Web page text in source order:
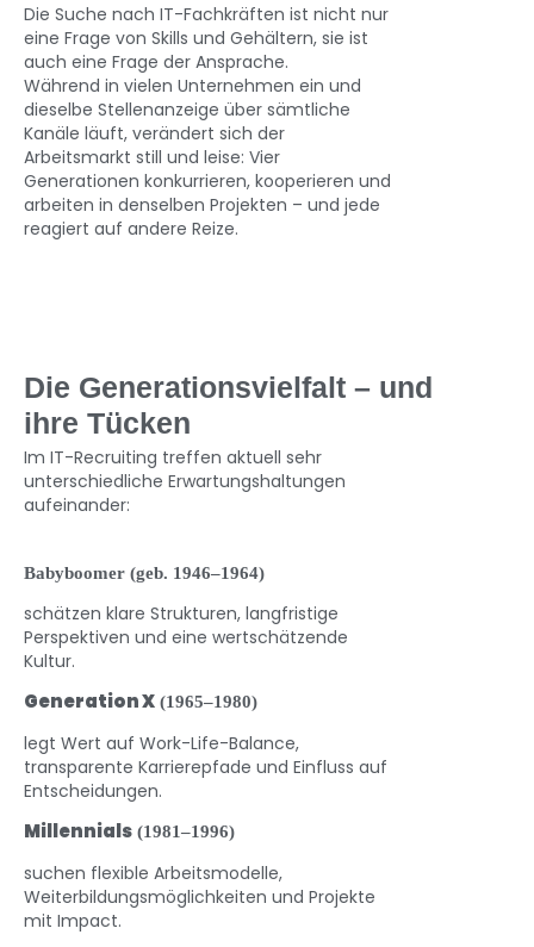
Die Suche nach IT-Fachkräften ist nicht nur
eine Frage von Skills und Gehältern, sie ist
auch eine Frage der Ansprache.
Während in vielen Unternehmen ein und
dieselbe Stellenanzeige über sämtliche
Kanäle läuft, verändert sich der
Arbeitsmarkt still und leise: Vier
Generationen konkurrieren, kooperieren und
arbeiten in denselben Projekten – und jede
reagiert auf andere Reize.
Die Generationsvielfalt – und
ihre Tücken
Im IT-Recruiting treffen aktuell sehr
unterschiedliche Erwartungshaltungen
aufeinander:
Babyboomer (geb. 1946–1964)
schätzen klare Strukturen, langfristige
Perspektiven und eine wertschätzende
Kultur.
Generation X (1965–1980)
legt Wert auf Work-Life-Balance,
transparente Karrierepfade und Einfluss auf
Entscheidungen.
Millennials (1981–1996)
suchen flexible Arbeitsmodelle,
Weiterbildungsmöglichkeiten und Projekte
mit Impact.